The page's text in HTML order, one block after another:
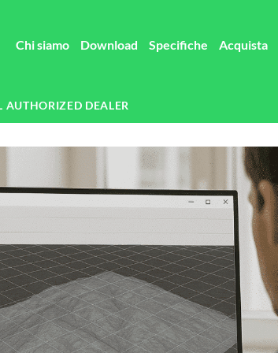
Chi siamo Download Specifiche Acquista
AUTHORIZED DEALER